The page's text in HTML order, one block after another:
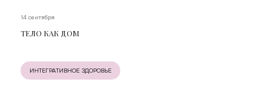
14 сентября
ТЕЛО КАК ДОМ
ИНТЕГРАТИВНОЕ ЗДОРОВЬЕ